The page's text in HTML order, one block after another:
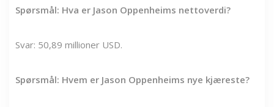
Spørsmål: Hva er Jason Oppenheims nettoverdi?
Svar: 50,89 millioner USD.
Spørsmål: Hvem er Jason Oppenheims nye kjæreste?